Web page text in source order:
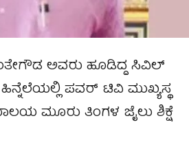
ಅವರು ಹೂಡಿದ್ದ ಸಿವಿಲ್
ಪವರ್ ಟಿವಿ ಮುಖ್ಯಸ್ಥ
ಮೂರು ತಿಂಗಳ ಜೈಲು ಶಿಕ್ಷೆ